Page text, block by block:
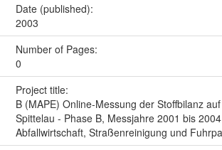
Date (published):
2003
Number of Pages:
0
Project title:
B (MAPE) Online-Messung der Stoffbilanz
Spittelau - Phase B, Messjahre 2001 bis
Abfallwirtschaft, Straßenreinigung und